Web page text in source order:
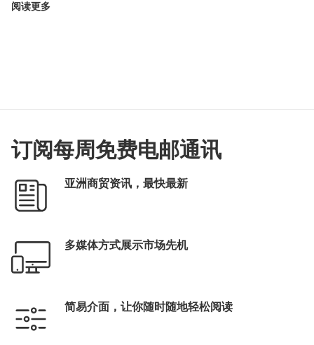
阅读更多
订阅每周免费电邮通讯
亚洲商贸资讯，最快最新
多媒体方式展示市场先机
简易介面，让你随时随地轻松阅读